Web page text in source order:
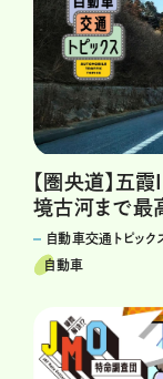
【圏央道】五
境古河まで
自動車交通トピック
自動車